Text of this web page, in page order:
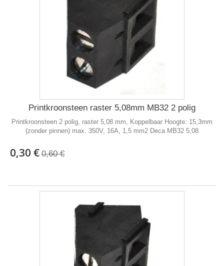
Printkroonsteen raster 5,08mm MB32 2 polig
Printkroonsteen 2 polig, raster 5,08 mm, Koppelbaar Hoogte: 15,3mm
(zonder pinnen) max. 350V, 16A, 1,5 mm2 Deca MB32 5,08
0,30 € 0,60 €